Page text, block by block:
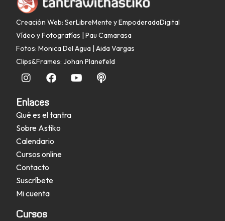
Creación Web: SerLibreMente yEmpoderadaDigital
Vídeo y Fotografías | Pau Camarasa
Fotos: Monica Del Agua | Aida Vargas
Clips&Frames: Johan Planefeld
Enlaces
Qué es el tantra
Sobre Astiko
Calendario
Cursos online
Contacto
Suscríbete
Mi cuenta
Cursos